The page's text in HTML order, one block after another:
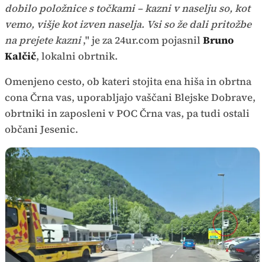
dobilo položnice s točkami – kazni v naselju so, kot
vemo, višje kot izven naselja. Vsi so že dali pritožbe
na prejete kazni," je za 24ur.com pojasnil Bruno
Kalčič, lokalni obrtnik.
Omenjeno cesto, ob kateri stojita ena hiša in obrtna
cona Črna vas, uporabljajo vaščani Blejske Dobrave,
obrtniki in zaposleni v POC Črna vas, pa tudi ostali
občani Jesenic.